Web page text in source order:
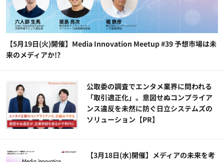
【5月19日(火)開催】Media Innovation Meetup #39 予想市場は未
来のメディアか!?
公​​取委の調査でエンタメ業界に問われる
「取引適正化」。意図せぬコンプライア
ンス違反を未然に防ぐ日立システムズの
ソリューション​【PR】
【3月18日(水)開催】メディアの未来を考